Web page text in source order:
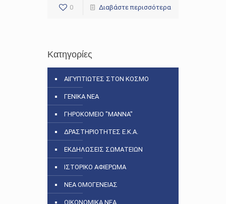
0 Διαβάστε περισσότερα
Κατηγορίες
ΑΙΓΥΠΤΙΩΤΕΣ ΣΤΟΝ ΚΟΣΜΟ
ΓΕΝΙΚΑ ΝΕΑ
ΓΗΡΟΚΟΜΕΙΟ "ΜΑΝΝΑ"
ΔΡΑΣΤΗΡΙΟΤΗΤΕΣ Ε.Κ.Α.
ΕΚΔΗΛΩΣΕΙΣ ΣΩΜΑΤΕΙΩΝ
ΙΣΤΟΡΙΚΟ ΑΦΙΕΡΩΜΑ
ΝΕΑ ΟΜΟΓΕΝΕΙΑΣ
ΟΙΚΟΝΟΜΙΚΑ ΝΕΑ